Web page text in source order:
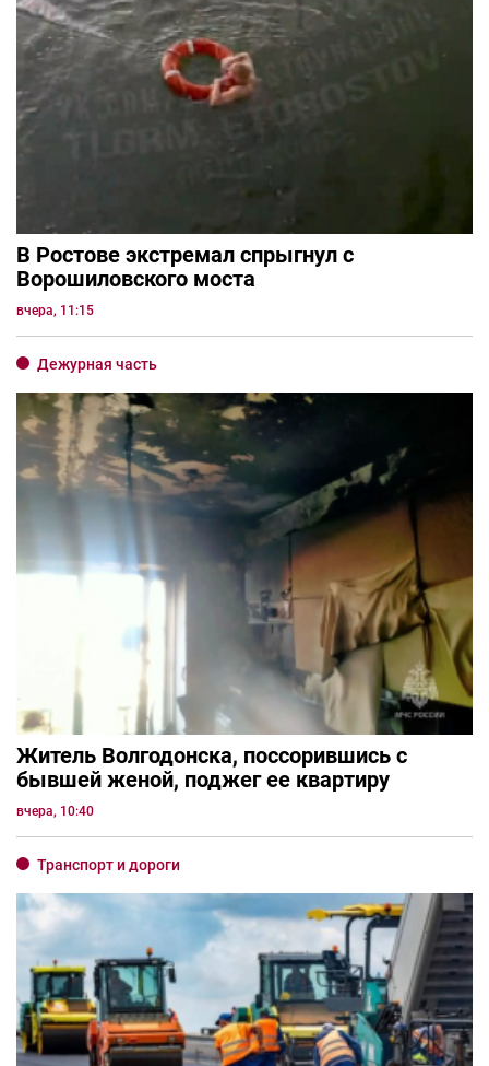
В Ростове экстремал спрыгнул с
Ворошиловского моста
вчера, 11:15
Дежурная часть
Житель Волгодонска, поссорившись с
бывшей женой, поджег ее квартиру
вчера, 10:40
Транспорт и дороги